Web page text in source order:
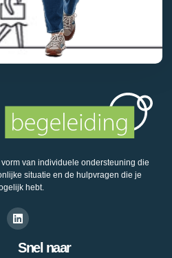
van individuele ondersteuning die
situatie en de hulpvragen die je
hebt.
Snel naar